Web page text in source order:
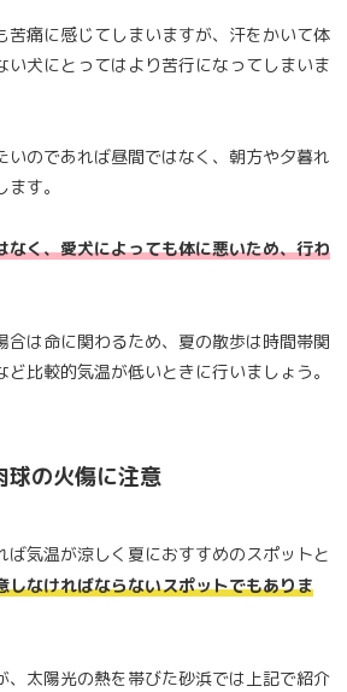
苦痛に感じてしまいますが、汗をかいて体
い犬にとってはより苦行になってしまいま
いのであれば昼間ではなく、朝方や夕暮れ
す。
なく、愛犬によっても体に悪いため、行わ
合は命に関わるため、夏の散歩は時間帯関
比較的気温が低いときに行いましょう。
の火傷に注意
ば気温が涼しく夏におすすめのスポットと
しなければならないスポットでもありま
、太陽光の熱を帯びた砂浜では上記で紹介